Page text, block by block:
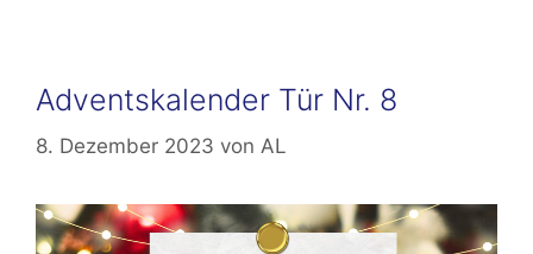
Adventskalender Tür Nr. 8
8. Dezember 2023 von AL